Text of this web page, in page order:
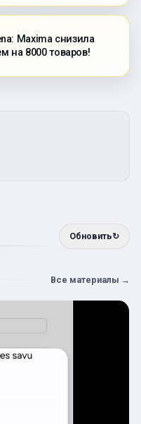
Maxima снизила
на 8000 товаров!
Обновить↻
Все материалы →